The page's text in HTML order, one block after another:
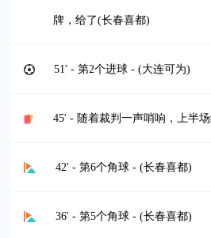
牌，给了(长春喜都)
51' - 第2个进球 - (大连可为)
45' - 随着裁判一声哨响，上半
42' - 第6个角球 - (长春喜都)
36' - 第5个角球 - (长春喜都)